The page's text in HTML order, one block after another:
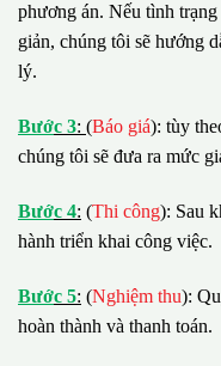
phương án. Nếu tình
giản, chúng tôi sẽ hướng
lý.
Bước 3: (Báo giá): tùy
chúng tôi sẽ đưa ra mức
Bước 4: (Thi công): Sau
hành triển khai công việc.
Bước 5: (Nghiệm thu):
hoàn thành và thanh toán.